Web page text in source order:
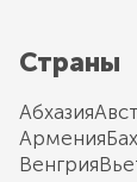
Страны
Абхазия
Армения
Венгрия